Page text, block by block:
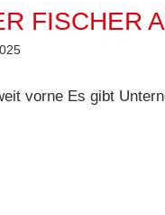
FISCHER
vorne Es gibt